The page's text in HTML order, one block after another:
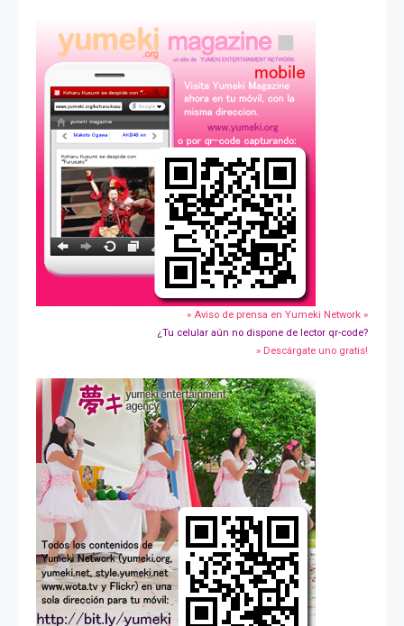
» Aviso de prensa en Yumeki Network »
¿Tu celular aún no dispone de lector qr-code?
» Descárgate uno gratis!